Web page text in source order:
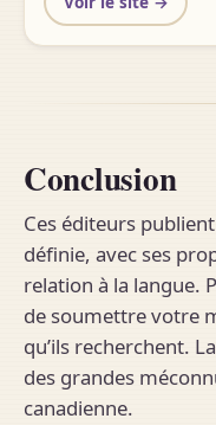
Conclusion
Ces éditeurs
définie, avec ses
relation à la langue.
de soumettre votre
qu’ils recherchent.
des grandes
canadienne.